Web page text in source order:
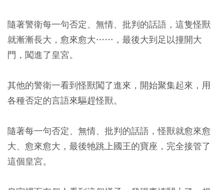
隨著警衛每一句否定、無情、批判的話語，這隻怪獸
就漸漸長大，愈來愈大……，最後大到足以撞開大
門，闖進了皇宮。
其他的警衛一看到怪獸闖了進來，開始聚集起來，用
各種否定的言語來驅趕怪獸。
隨著每一句否定、無情、批判的話語，怪獸就愈來愈
大、愈來愈大，最後牠跳上國王的寶座，完全接管了
這個皇宮。